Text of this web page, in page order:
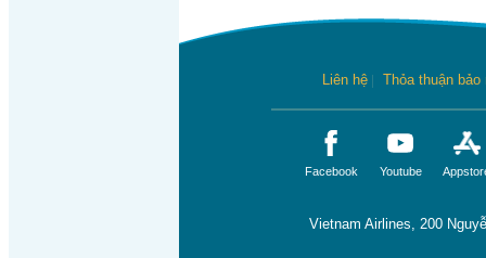
Liên hệ | Thỏa thuận bảo
Facebook Youtube
Vietnam Airlines, 200